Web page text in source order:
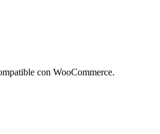
con WooCommerce.